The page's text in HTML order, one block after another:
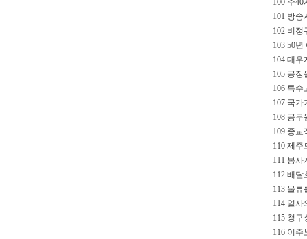
100 주
101 방
102 비
103 50
104 대
105 공
106 특
107 국
108 공무
109 종
110 제주
111 봉
112 배
113 물류
114 열
115 청
116 이